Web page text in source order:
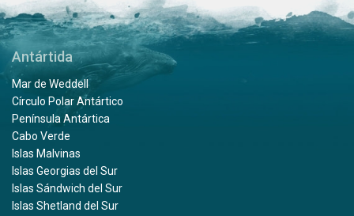
Antártida
Mar de Weddell
Círculo Polar Antártico
Península Antártica
Cabo Verde
Islas Malvinas
Islas Georgias del Sur
Islas Sándwich del Sur
Islas Shetland del Sur